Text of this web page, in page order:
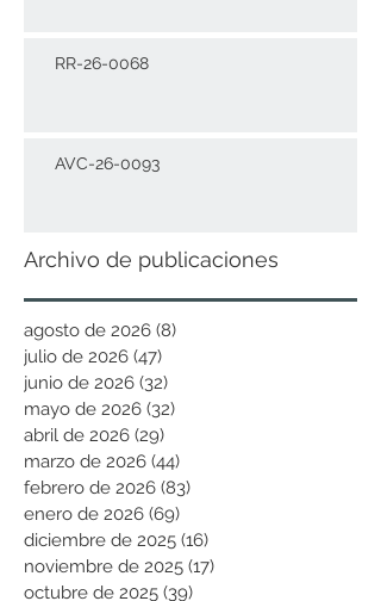
RR-26-0068
AVC-26-0093
Archivo de publicaciones
agosto de 2026 (8)
julio de 2026 (47)
junio de 2026 (32)
mayo de 2026 (32)
abril de 2026 (29)
marzo de 2026 (44)
febrero de 2026 (83)
enero de 2026 (69)
diciembre de 2025 (16)
noviembre de 2025 (17)
octubre de 2025 (39)